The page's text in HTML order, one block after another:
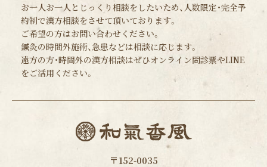
お一人お一人とじっくり相談をしたいため、人数限定・完全予
約制で漢方相談をさせて頂いております。
ご希望の方はお問い合わせください。
鍼灸の時間外施術、急患などは相談に応じます。
遠方の方・時間外の漢方相談はぜひオンライン問診票やLINE
をご活用ください。
〒152-0035